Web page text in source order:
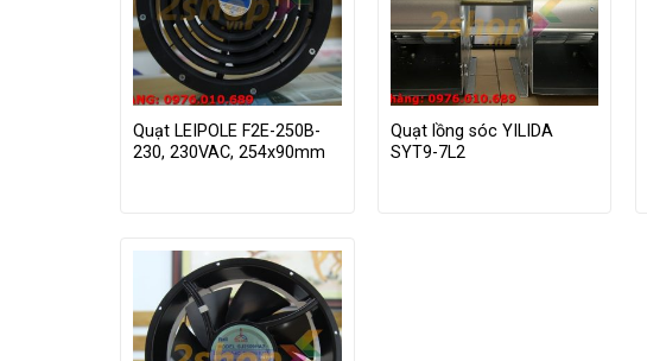
Quạt LEIPOLE F2E-250B-
230, 230VAC, 254x90mm
Quạt lồng sóc YILIDA
SYT9-7L2